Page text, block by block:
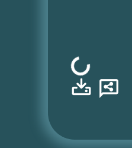
Φόρτωση...